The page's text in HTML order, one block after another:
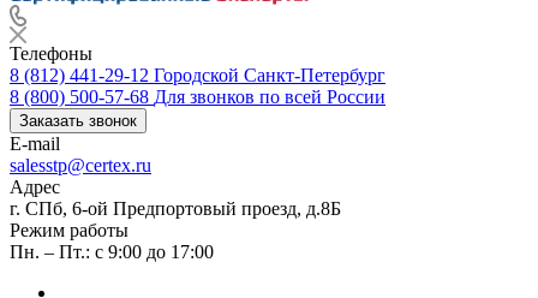
Телефоны
8 (812) 441-29-12 Городской Санкт-Петербург
8 (800) 500-57-68 Для звонков по всей России
Заказать звонок
E-mail
salesstp@certex.ru
Адрес
г. СПб, 6-ой Предпортовый проезд, д.8Б
Режим работы
Пн. – Пт.: с 9:00 до 17:00